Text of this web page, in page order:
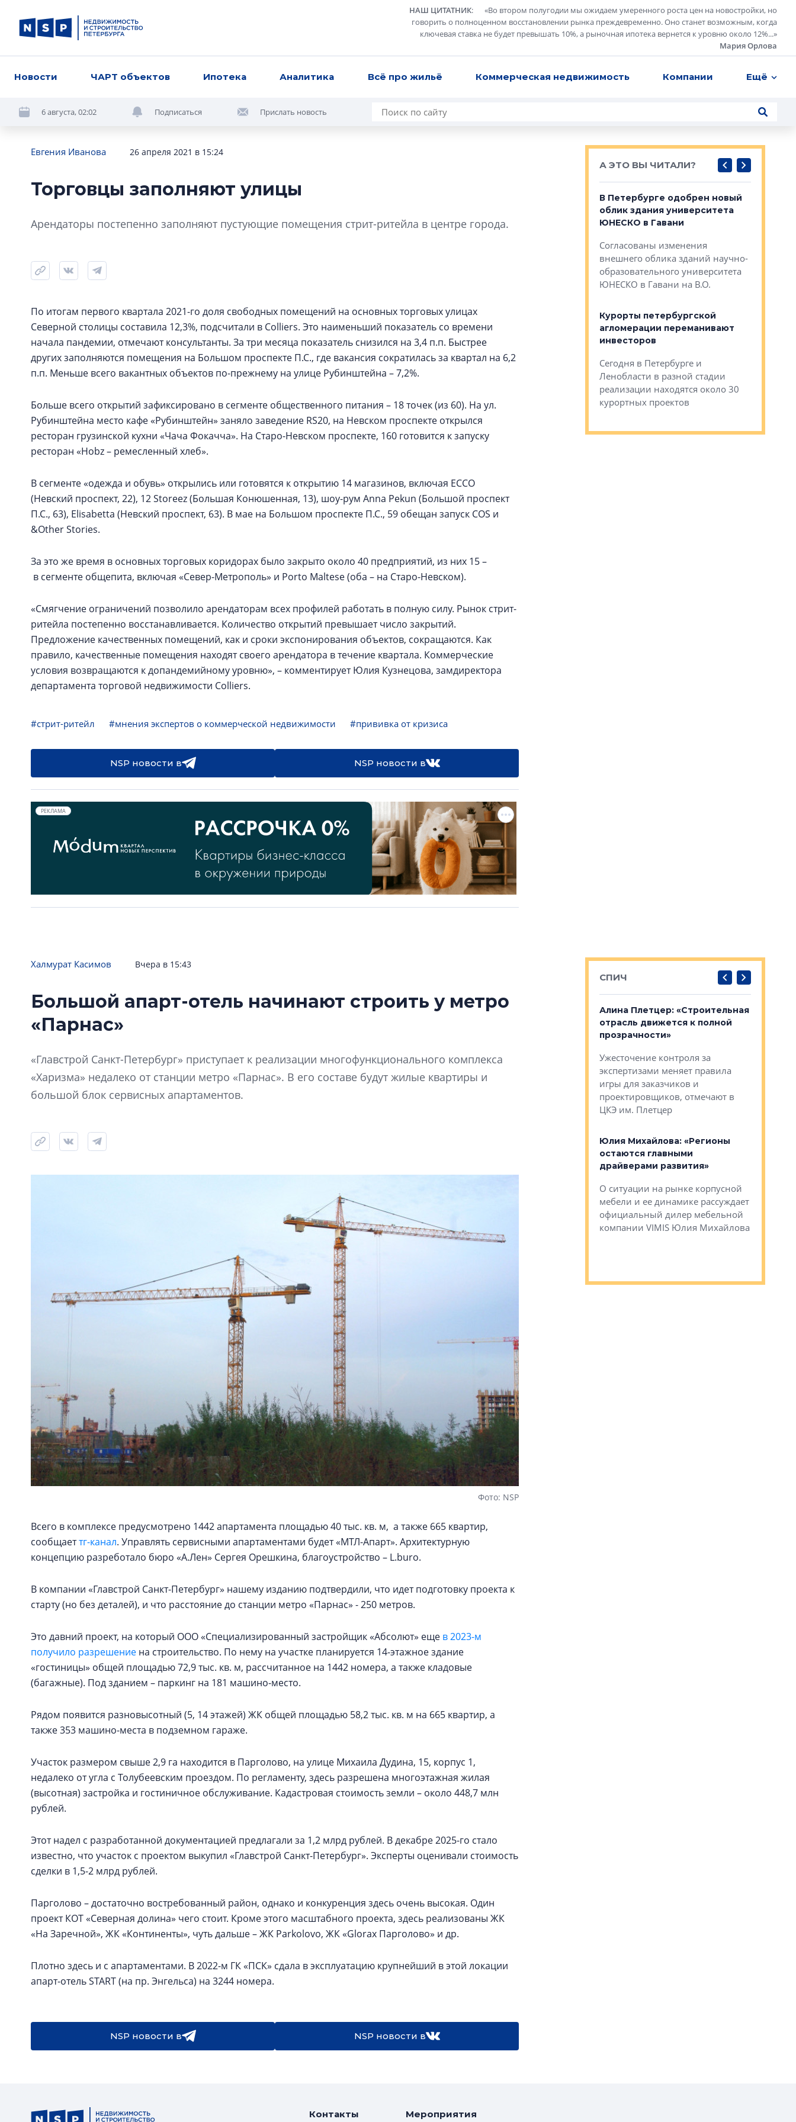
НАШ ЦИТАТНИК: «Во втором полугодии мы ожидаем умеренного роста цен на новостройки, но
говорить о полноценном восстановлении рынка преждевременно. Оно станет возможным, когда
ключевая ставка не будет превышать 10%, а рыночная ипотека вернется к уровню около 12%...»
Мария Орлова
Новости ЧАРТ объектов Ипотека Аналитика Всё про жильё Коммерческая недвижимость Компании Ещё
6 августа, 02:02 Подписаться Прислать новость
Евгения Иванова 26 апреля 2021 в 15:24
Торговцы заполняют улицы
Арендаторы постепенно заполняют пустующие помещения стрит-ритейла в центре города.
По итогам первого квартала 2021-го доля свободных помещений на основных торговых улицах
Северной столицы составила 12,3%, подсчитали в Colliers. Это наименьший показатель со времени
начала пандемии, отмечают консультанты. За три месяца показатель снизился на 3,4 п.п. Быстрее
других заполняются помещения на Большом проспекте П.С., где вакансия сократилась за квартал на 6,2
п.п. Меньше всего вакантных объектов по-прежнему на улице Рубинштейна – 7,2%.
Больше всего открытий зафиксировано в сегменте общественного питания – 18 точек (из 60). На ул.
Рубинштейна место кафе «Рубинштейн» заняло заведение RS20, на Невском проспекте открылся
ресторан грузинской кухни «Чача Фокачча». На Старо-Невском проспекте, 160 готовится к запуску
ресторан «Hobz – ремесленный хлеб».
В сегменте «одежда и обувь» открылись или готовятся к открытию 14 магазинов, включая ECCO
(Невский проспект, 22), 12 Storeez (Большая Конюшенная, 13), шоу-рум Anna Pekun (Большой проспект
П.С., 63), Elisabetta (Невский проспект, 63). В мае на Большом проспекте П.С., 59 обещан запуск COS и
&Other Stories.
За это же время в основных торговых коридорах было закрыто около 40 предприятий, из них 15 –
в сегменте общепита, включая «Север-Метрополь» и Porto Maltese (оба – на Старо-Невском).
«Смягчение ограничений позволило арендаторам всех профилей работать в полную силу. Рынок стрит-
ритейла постепенно восстанавливается. Количество открытий превышает число закрытий.
Предложение качественных помещений, как и сроки экспонирования объектов, сокращаются. Как
правило, качественные помещения находят своего арендатора в течение квартала. Коммерческие
условия возвращаются к допандемийному уровню», – комментирует Юлия Кузнецова, замдиректора
департамента торговой недвижимости Colliers.
#стрит-ритейл #мнения экспертов о коммерческой недвижимости #прививка от кризиса
NSP новости в NSP новости в
РЕКЛАМА
А ЭТО ВЫ ЧИТАЛИ?
Усадьба Торосово — антидот от
Центробанк: квартиры в домах
2020-2026 годов постройки на 9%
дешевле строящихся
В Петербурге одобрен новый
облик здания университета
ЮНЕСКО в Гавани
Согласованы изменения
внешнего облика зданий научно-
образовательного университета
ЮНЕСКО в Гавани на В.О.
Курорты петербургской
агломерации переманивают
инвесторов
Сегодня в Петербурге и
Ленобласти в разной стадии
реализации находятся около 30
курортных проектов
Халмурат Касимов Вчера в 15:43
Большой апарт-отель начинают строить у метро
«Парнас»
«Главстрой Санкт-Петербург» приступает к реализации многофункционального комплекса
«Харизма» недалеко от станции метро «Парнас». В его составе будут жилые квартиры и
большой блок сервисных апартаментов.
Фото: NSP
Всего в комплексе предусмотрено 1442 апартамента площадью 40 тыс. кв. м, а также 665 квартир,
сообщаеттг-канал. Управлять сервисными апартаментами будет «МТЛ-Апарт». Архитектурную
концепцию разреботало бюро «А.Лен» Сергея Орешкина, благоустройство – L.buro.
В компании «Главстрой Санкт-Петербург» нашему изданию подтвердили, что идет подготовку проекта к
старту (но без деталей), и что расстояние до станции метро «Парнас» - 250 метров.
Это давний проект, на который ООО «Специализированный застройщик «Абсолют» еще в 2023-м
получило разрешение на строительство. По нему на участке планируется 14-этажное здание
«гостиницы» общей площадью 72,9 тыс. кв. м, рассчитанное на 1442 номера, а также кладовые
(багажные). Под зданием – паркинг на 181 машино-место.
Рядом появится разновысотный (5, 14 этажей) ЖК общей площадью 58,2 тыс. кв. м на 665 квартир, а
также 353 машино-места в подземном гараже.
Участок размером свыше 2,9 га находится в Парголово, на улице Михаила Дудина, 15, корпус 1,
недалеко от угла с Толубеевским проездом. По регламенту, здесь разрешена многоэтажная жилая
(высотная) застройка и гостиничное обслуживание. Кадастровая стоимость земли – около 448,7 млн
рублей.
Этот надел с разработанной документацией предлагали за 1,2 млрд рублей. В декабре 2025-го стало
известно, что участок с проектом выкупил «Главстрой Санкт-Петербург». Эксперты оценивали стоимость
сделки в 1,5-2 млрд рублей.
Парголово – достаточно востребованный район, однако и конкуренция здесь очень высокая. Один
проект КОТ «Северная долина» чего стоит. Кроме этого масштабного проекта, здесь реализованы ЖК
«На Заречной», ЖК «Континенты», чуть дальше – ЖК Parkolovо, ЖК «Glorax Парголово» и др.
Плотно здесь и с апартаментами. В 2022-м ГК «ПСК» сдала в эксплуатацию крупнейший в этой локации
апарт-отель START (на пр. Энгельса) на 3244 номера.
NSP новости в NSP новости в
СПИЧ
Роман Корнышев: «Поводом
Девелопер «Вертикаль»: поводом
электромобиль
апарты, которые еще больше
Алина Плетцер: «Строительная
отрасль движется к полной
прозрачности»
Ужесточение контроля за
экспертизами меняет правила
игры для заказчиков и
проектировщиков, отмечают в
ЦКЭ им. Плетцер
Юлия Михайлова: «Регионы
остаются главными
драйверами развития»
О ситуации на рынке корпусной
мебели и ее динамике рассуждает
официальный дилер мебельной
компании VIMIS Юлия Михайлова
Контакты Мероприятия